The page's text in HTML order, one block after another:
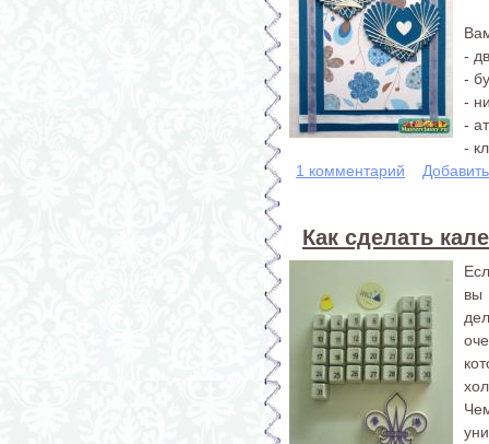
-
-
-
-
-
1 комментарий
Как сделать
вы